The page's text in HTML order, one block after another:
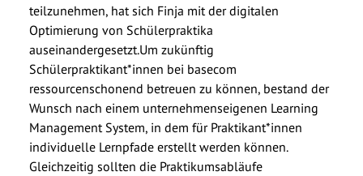
teilzunehmen, hat sich Finja mit der digitalen
Optimierung von Schülerpraktika
auseinandergesetzt.Um zukünftig
Schülerpraktikant*innen bei basecom
ressourcenschonend betreuen zu können, bestand der
Wunsch nach einem unternehmenseigenen Learning
Management System, in dem für Praktikant*innen
individuelle Lernpfade erstellt werden können.
Gleichzeitig sollten die Praktikumsabläufe